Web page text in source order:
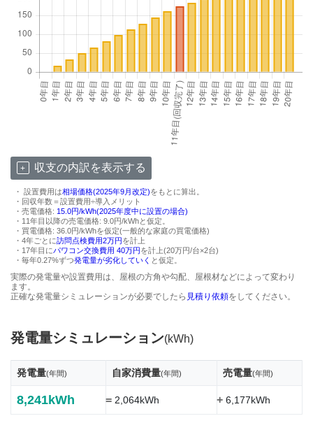
収支の内訳を表示する
・ 設置費用は相場価格(2025年9月改定)をもとに算出。
・回収年数＝設置費用÷導入メリット
・売電価格: 15.0円/kWh(2025年度中に設置の場合)
・11年目以降の売電価格: 9.0円/kWhと仮定。
・買電価格: 36.0円/kWhを仮定(一般的な家庭の買電価格)
・4年ごとに訪問点検費用2万円を計上
・17年目にパワコン交換費用 40万円を計上(20万円/台×2台)
・毎年0.27%ずつ発電量が劣化していく と仮定。
実際の発電量や設置費用は、屋根の方角や勾配、屋根材などによって変わり
ます。
正確な発電量シミュレーションが必要でしたら 見積り依頼をしてください。
発電量シミュレーション(kWh)
発電量(年間) 自家消費量(年間) 売電量(年間)
8,241kWh =2,064kWh +6,177kWh